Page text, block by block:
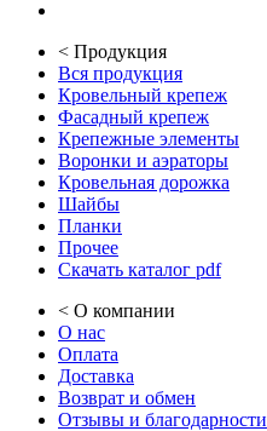
< Продукция
Вся продукция
Кровельный крепеж
Фасадный крепеж
Крепежные элементы
Воронки и аэраторы
Кровельная дорожка
Шайбы
Планки
Прочее
Скачать каталог pdf
< О компании
О нас
Оплата
Доставка
Возврат и обмен
Отзывы и благодарности